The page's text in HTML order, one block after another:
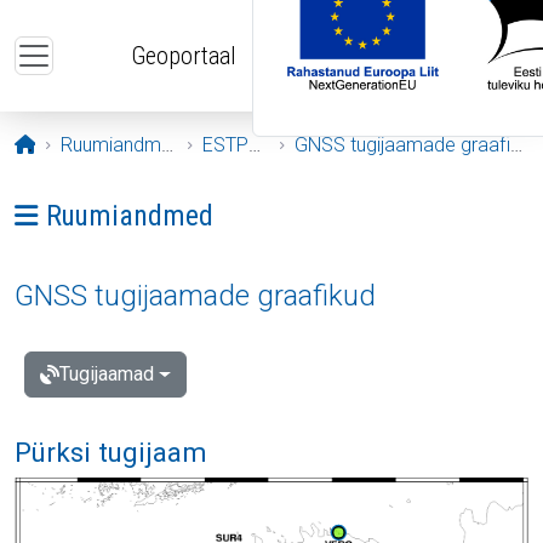
Geoportaal
Avaleht
Ruumiandmed ESTPOS GNSS tugijaamade graafikud
Ava menüü: Ruumiandmed
Ruumiandmed
GNSS tugijaamade graafikud
Tugijaamad
Pürksi tugijaam